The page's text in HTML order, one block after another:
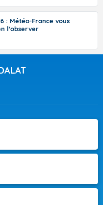
: Météo-France vous
l'observer